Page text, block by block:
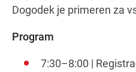
Dogodek je primeren za
Program
7:30–8:00 |